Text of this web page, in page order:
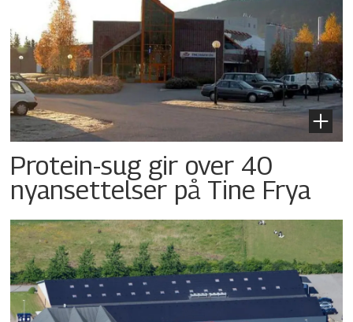
Protein-sug gir over 40
nyansettelser på Tine Frya